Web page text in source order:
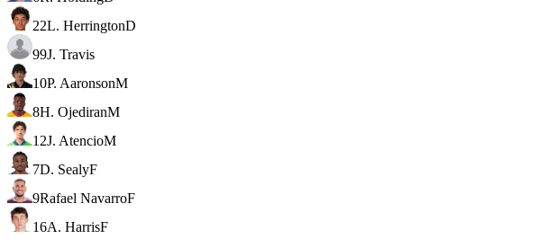
22L. HerringtonD
99J. Travis
10P. AaronsonM
8H. OjediranM
12J. AtencioM
7D. SealyF
9Rafael NavarroF
16A. HarrisF